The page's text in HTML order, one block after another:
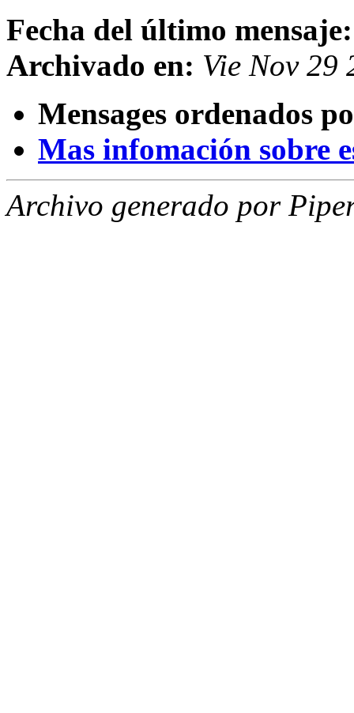
Fecha del último mensaje:
Archivado en: Vie Nov 29
Mensages ordenados
Mas infomación sobre
Archivo generado por